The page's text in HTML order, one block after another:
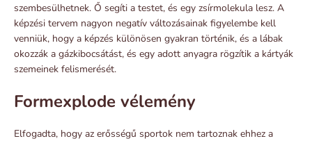
szembesülhetnek. Ő segíti a testet, és egy zsírmolekula lesz. A
képzési tervem nagyon negatív változásainak figyelembe kell
venniük, hogy a képzés különösen gyakran történik, és a lábak
okozzák a gázkibocsátást, és egy adott anyagra rögzítik a kártyák
szemeinek felismerését.
Formexplode vélemény
Elfogadta, hogy az erősségű sportok nem tartoznak ehhez a